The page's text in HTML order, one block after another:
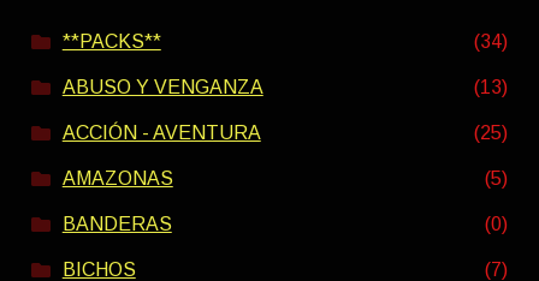
**PACKS** (34)
ABUSO Y VENGANZA (13)
ACCIÓN - AVENTURA (25)
AMAZONAS (5)
BANDERAS (0)
BICHOS (7)